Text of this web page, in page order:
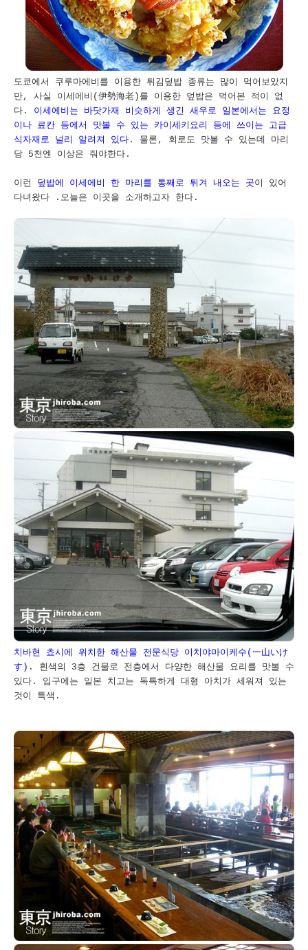
도쿄에서 쿠루마에비를 이용한 튀김덮밥 종류는 많이 먹어보았지
만, 사실 이세에비(伊勢海老)를 이용한 덮밥은 먹어본 적이 없
다. 이세에비는 바닷가재 비슷하게 생긴 새우로 일본에서는 요정
이나 료칸 등에서 맛볼 수 있는 카이세키요리 등에 쓰이는 고급
식자재로 널리 알려져 있다 . 물론, 회로도 맛볼 수 있는데 마리
당 5천엔 이상은 줘야한다.
이런 덮밥에 이세에비 한 마리를 통째로 튀겨 내오는 곳이 있어
다녀왔다 .오늘은 이곳을 소개하고자 한다.
치바현 쵸시에 위치한 해산물 전문식당 이치야마이케수(一山いけ
す) . 흰색의 3층 건물로 전층에서 다양한 해산물 요리를 맛볼 수
있다. 입구에는 일본 치고는 독특하게 대형 아치가 세워져 있는
것이 특색.